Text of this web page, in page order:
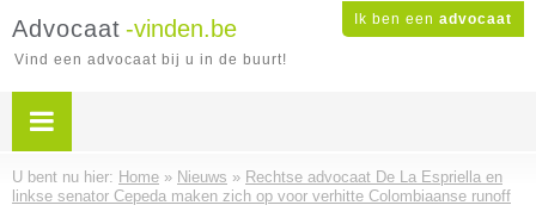
Ik ben een advocaat
Advocaat -vinden.be
Vind een advocaat bij u in de buurt!
U bent nu hier: Home » Nieuws » Rechtse advocaat De La Espriella en
linkse senator Cepeda maken zich op voor verhitte Colombiaanse runoff